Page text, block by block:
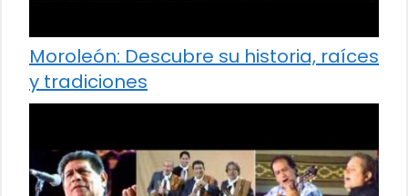
Moroleón: Descubre su historia, raíces
y tradiciones